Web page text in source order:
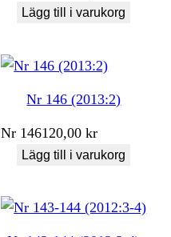
Lägg till i varukorg
Nr 146 (2013:2)
Nr 146120,00kr
Lägg till i varukorg